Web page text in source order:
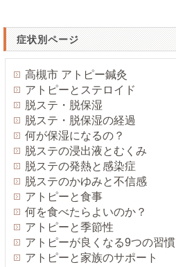
症状別ページ
高槻市 アトピー鍼灸
アトピーとステロイド
脱ステ・脱保湿
脱ステ・脱保湿の経過
何が保湿になるの？
脱ステの浸出液とむくみ
脱ステの発熱と感染症
脱ステのかゆみと不信感
アトピーと食事
何を食べたらよいのか？
アトピーと季節性
アトピーが良くなる9つの習慣
アトピーと家族のサポート